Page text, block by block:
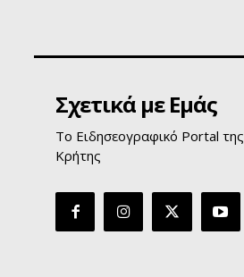
Σχετικά με Εμάς
Το Ειδησεογραφικό Portal της
Κρήτης